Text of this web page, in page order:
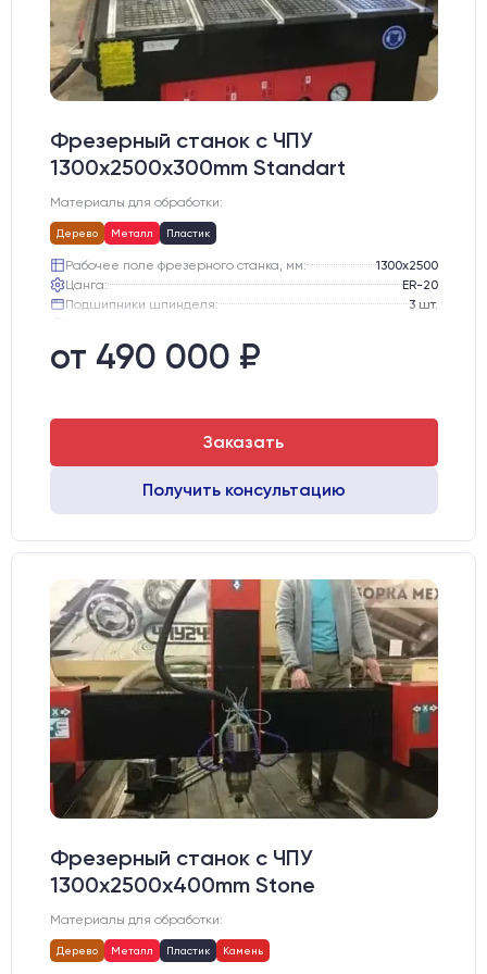
Фрезерный станок с ЧПУ
1300x2500x300mm Standart
Материалы для обработки:
Дерево Металл Пластик
Рабочее поле фрезерного станка, мм:
1300х2500
Цанга:
ER-20
Подшипники шпинделя:
3 шт.
Двигатели:
от 490 000 ₽
Заказать
Получить консультацию
Фрезерный станок с ЧПУ
1300x2500x400mm Stone
Материалы для обработки:
Дерево Металл Пластик Камень